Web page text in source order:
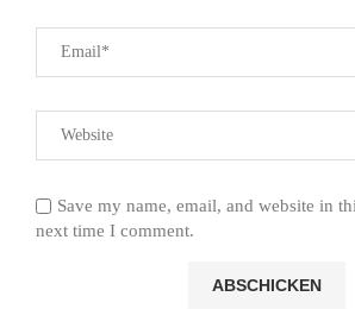
Save my name, email, and website in
next time I comment.